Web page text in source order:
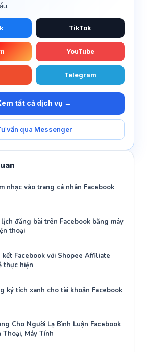
TikTok
YouTube
Telegram
tất cả dịch vụ →
vấn qua Messenger
nhạc vào trang cá nhân Facebook
đăng bài trên Facebook bằng máy
thoại
kết Facebook với Shopee Affiliate
thực hiện
ký tích xanh cho tài khoản Facebook
Cho Người Lạ Bình Luận Facebook
Thoại, Máy Tính